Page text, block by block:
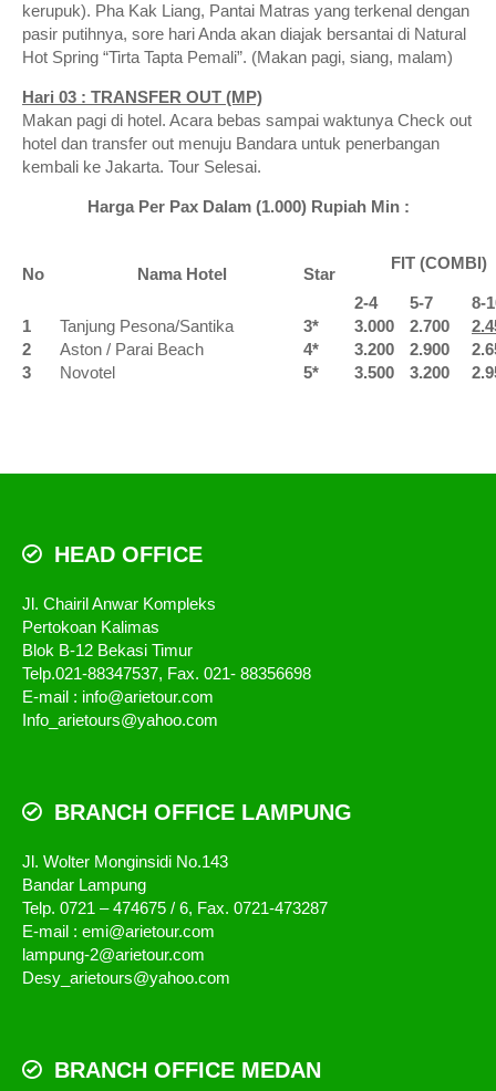
kerupuk). Pha Kak Liang, Pantai Matras yang terkenal dengan
pasir putihnya, sore hari Anda akan diajak bersantai di Natural
Hot Spring “Tirta Tapta Pemali”. (Makan pagi, siang, malam)
Hari 03 : TRANSFER OUT (MP)
Makan pagi di hotel. Acara bebas sampai waktunya Check out
hotel dan transfer out menuju Bandara untuk penerbangan
kembali ke Jakarta. Tour Selesai.
Harga Per Pax Dalam (1.000) Rupiah Min :
No Nama Hotel Star
FIT (COMBI)
2-4 5-7
8-
1
Tanjung Pesona/Santika 3* 3.000 2.700
2
Aston / Parai Beach 4* 3.200 2.900
3
Novotel 5* 3.500 3.200
HEAD OFFICE
Jl. Chairil Anwar Kompleks
Pertokoan Kalimas
Blok B-12 Bekasi Timur
Telp.021-88347537, Fax. 021- 88356698
E-mail : info@arietour.com
Info_arietours@yahoo.com
BRANCH OFFICE LAMPUNG
Jl. Wolter Monginsidi No.143
Bandar Lampung
Telp. 0721 – 474675 / 6, Fax. 0721-473287
E-mail : emi@arietour.com
lampung-2@arietour.com
Desy_arietours@yahoo.com
BRANCH OFFICE MEDAN